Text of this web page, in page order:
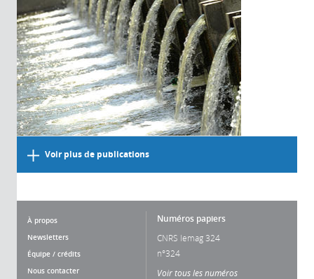
Voir plus de publications
À propos
Newsletters
Équipe / crédits
Nous contacter
Numéros papiers
CNRS lemag 324
n°324
Voir tous les numéros